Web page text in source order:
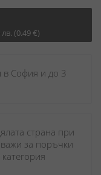
(0.49 €)
в София и до 3
страна при
важи за поръчки